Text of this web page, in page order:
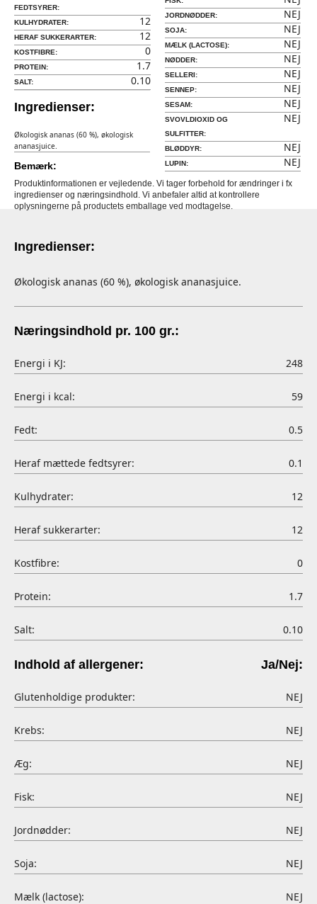
FEDTSYRER:
KULHYDRATER:
12
HERAF SUKKERARTER: 12
KOSTFIBRE: 0
PROTEIN: 1.7
SALT: 0.10
Ingredienser:
Økologisk ananas (60 %), økologisk
ananasjuice.
JORDNØDDER: NEJ
SOJA: NEJ
MÆLK (LACTOSE): NEJ
NØDDER: NEJ
SELLERI: NEJ
SENNEP: NEJ
SESAM: NEJ
SVOVLDIOXID OG
SULFITTER:
NEJ
BLØDDYR: NEJ
LUPIN: NEJ
Bemærk:
Produktinformationen er vejledende. Vi tager forbehold for ændringer i fx
ingredienser og næringsindhold. Vi anbefaler altid at kontrollere
oplysningerne på productets emballage ved modtagelse.
Ingredienser:
Økologisk ananas (60 %), økologisk ananasjuice.
Næringsindhold pr. 100 gr.:
Energi i KJ: 248
Energi i kcal: 59
Fedt: 0.5
Heraf mættede fedtsyrer: 0.1
Kulhydrater: 12
Heraf sukkerarter: 12
Kostfibre: 0
Protein: 1.7
Salt: 0.10
Indhold af allergener: Ja/Nej:
Glutenholdige produkter: NEJ
Krebs: NEJ
Æg: NEJ
Fisk: NEJ
Jordnødder: NEJ
Soja: NEJ
Mælk (lactose): NEJ